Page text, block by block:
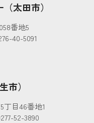
太田市）
番地5
40-5091
市）
丁目46番地1
52-3890